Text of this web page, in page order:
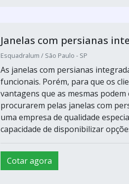
Janelas com persianas
Esquadralum / São Paulo - SP
As janelas com persianas
funcionais. Porém, para que os
vantagens que as mesmas
procurarem pelas janelas com
uma empresa de qualidade
capacidade de disponibilizar
Cotar agora